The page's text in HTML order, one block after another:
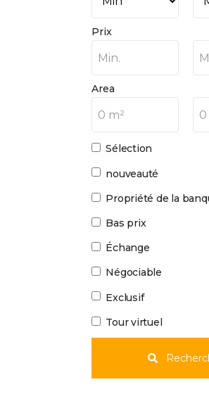
Prix
Min.
Area
0 m² 0
Sélection
nouveauté
Propriété de la
Bas prix
Échange
Négociable
Exclusif
Tour virtuel